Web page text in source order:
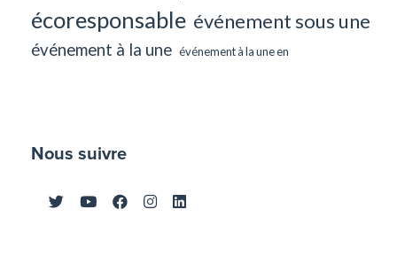
écoresponsable événement sous une
événement à la une événement à la une en
Nous suivre